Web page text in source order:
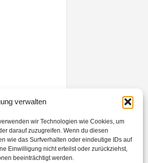
verwalten
wir Technologien wie Cookies, um
darauf zuzugreifen. Wenn du diesen
wie das Surfverhalten oder eindeutige IDs auf
Einwilligung nicht erteilst oder zurückziehst,
beeinträchtigt werden.